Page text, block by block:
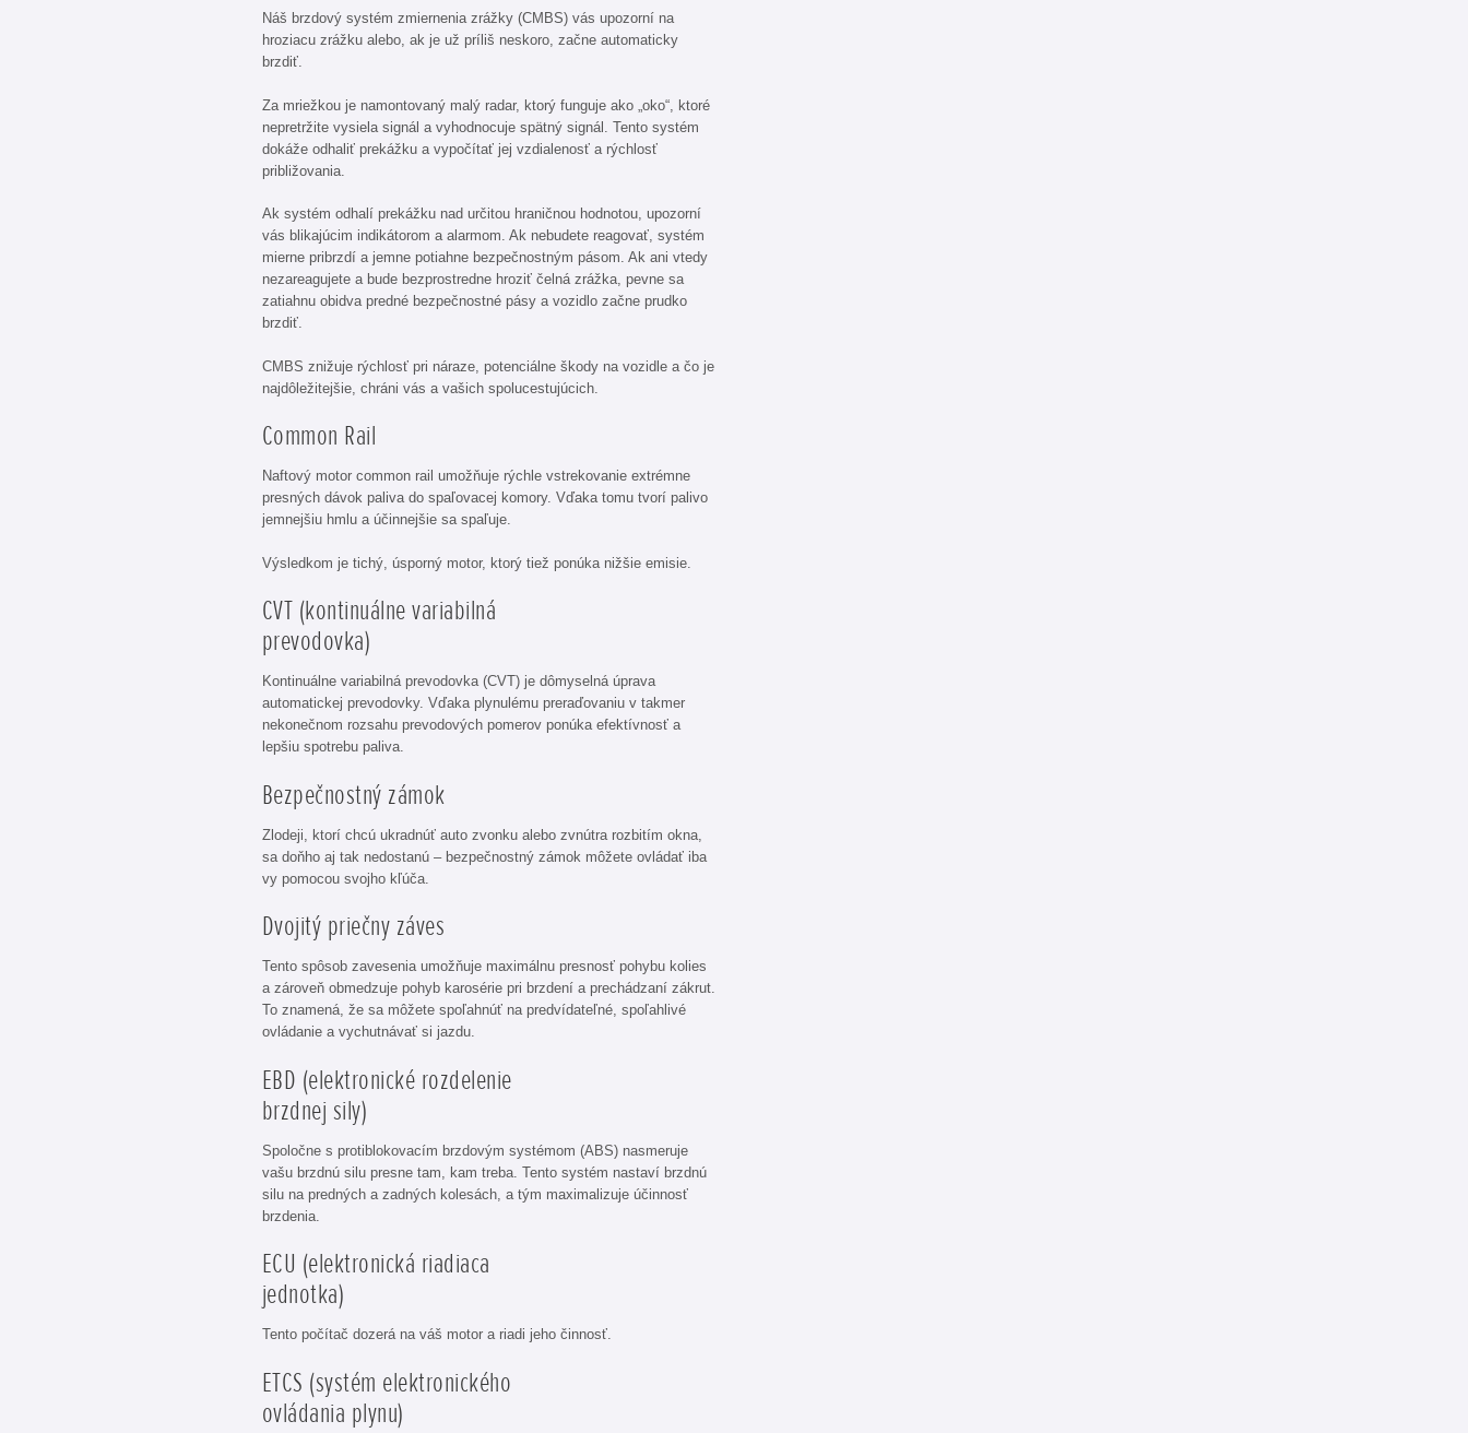
Náš brzdový systém zmiernenia zrážky (CMBS) vás upozorní na
hroziacu zrážku alebo, ak je už príliš neskoro, začne automaticky
brzdiť.
Za mriežkou je namontovaný malý radar, ktorý funguje ako „oko“, ktoré
nepretržite vysiela signál a vyhodnocuje spätný signál. Tento systém
dokáže odhaliť prekážku a vypočítať jej vzdialenosť a rýchlosť
približovania.
Ak systém odhalí prekážku nad určitou hraničnou hodnotou, upozorní
vás blikajúcim indikátorom a alarmom. Ak nebudete reagovať, systém
mierne pribrzdí a jemne potiahne bezpečnostným pásom. Ak ani vtedy
nezareagujete a bude bezprostredne hroziť čelná zrážka, pevne sa
zatiahnu obidva predné bezpečnostné pásy a vozidlo začne prudko
brzdiť.
CMBS znižuje rýchlosť pri náraze, potenciálne škody na vozidle a čo je
najdôležitejšie, chráni vás a vašich spolucestujúcich.
Common Rail
Naftový motor common rail umožňuje rýchle vstrekovanie extrémne
presných dávok paliva do spaľovacej komory. Vďaka tomu tvorí palivo
jemnejšiu hmlu a účinnejšie sa spaľuje.
Výsledkom je tichý, úsporný motor, ktorý tiež ponúka nižšie emisie.
CVT (kontinuálne variabilná
prevodovka)
Kontinuálne variabilná prevodovka (CVT) je dômyselná úprava
automatickej prevodovky. Vďaka plynulému preraďovaniu v takmer
nekonečnom rozsahu prevodových pomerov ponúka efektívnosť a
lepšiu spotrebu paliva.
Bezpečnostný zámok
Zlodeji, ktorí chcú ukradnúť auto zvonku alebo zvnútra rozbitím okna,
sa doňho aj tak nedostanú – bezpečnostný zámok môžete ovládať iba
vy pomocou svojho kľúča.
Dvojitý priečny záves
Tento spôsob zavesenia umožňuje maximálnu presnosť pohybu kolies
a zároveň obmedzuje pohyb karosérie pri brzdení a prechádzaní zákrut.
To znamená, že sa môžete spoľahnúť na predvídateľné, spoľahlivé
ovládanie a vychutnávať si jazdu.
EBD (elektronické rozdelenie
brzdnej sily)
Spoločne s protiblokovacím brzdovým systémom (ABS) nasmeruje
vašu brzdnú silu presne tam, kam treba. Tento systém nastaví brzdnú
silu na predných a zadných kolesách, a tým maximalizuje účinnosť
brzdenia.
ECU (elektronická riadiaca
jednotka)
Tento počítač dozerá na váš motor a riadi jeho činnosť.
ETCS (systém elektronického
ovládania plynu)